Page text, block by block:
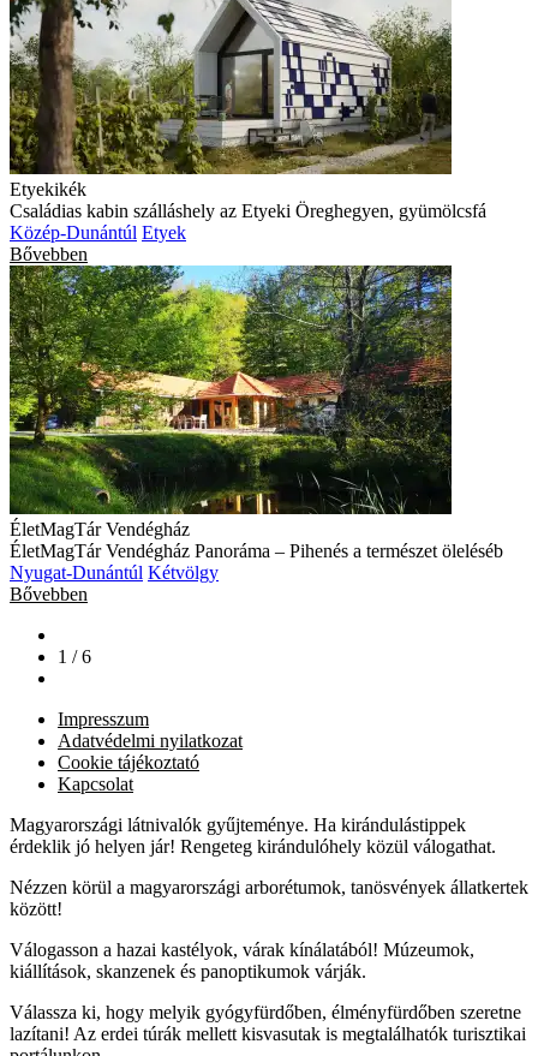
Etyekikék
Családias kabin szálláshely az Etyeki Öreghegyen, gyümölcsfá
Közép-Dunántúl Etyek
Bővebben
ÉletMagTár Vendégház
ÉletMagTár Vendégház Panoráma – Pihenés a természet öleléséb
Nyugat-Dunántúl Kétvölgy
Bővebben
1 / 6
Impresszum
Adatvédelmi nyilatkozat
Cookie tájékoztató
Kapcsolat
Magyarországi látnivalók gyűjteménye. Ha kirándulástippek
érdeklik jó helyen jár! Rengeteg kirándulóhely közül válogathat.
Nézzen körül a magyarországi arborétumok, tanösvények állatkertek
között!
Válogasson a hazai kastélyok, várak kínálatából! Múzeumok,
kiállítások, skanzenek és panoptikumok várják.
Válassza ki, hogy melyik gyógyfürdőben, élményfürdőben szeretne
lazítani! Az erdei túrák mellett kisvasutak is megtalálhatók turisztikai